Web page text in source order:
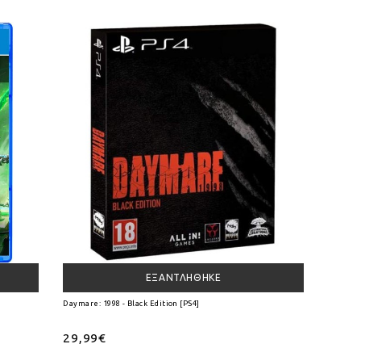
ΕΞΑΝΤΛΉΘΗΚΕ
Daymare: 1998 - Black Edition [PS4]
29,99€